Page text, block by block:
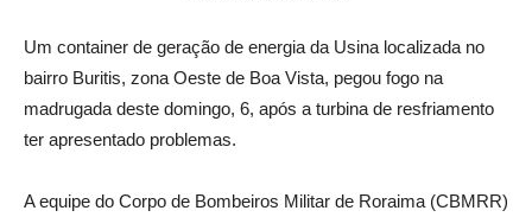
Um container de geração de energia da Usina localizada no
bairro Buritis, zona Oeste de Boa Vista, pegou fogo na
madrugada deste domingo, 6, após a turbina de resfriamento
ter apresentado problemas.
A equipe do Corpo de Bombeiros Militar de Roraima (CBMRR)